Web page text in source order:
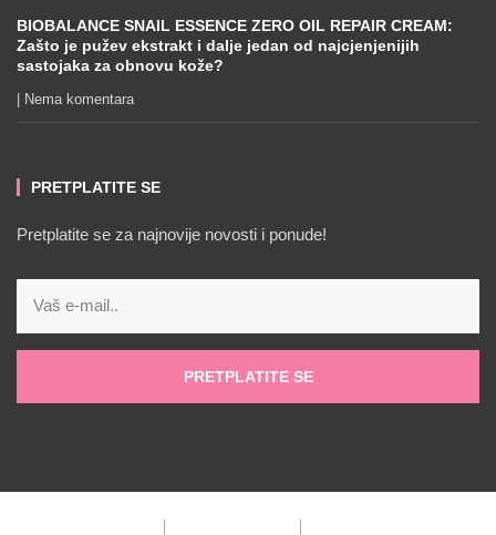
BIOBALANCE SNAIL ESSENCE ZERO OIL REPAIR CREAM:
Zašto je pužev ekstrakt i dalje jedan od najcjenjenijih
sastojaka za obnovu kože?
Nema komentara
PRETPLATITE SE
Pretplatite se za najnovije novosti i ponude!
PRETPLATITE SE